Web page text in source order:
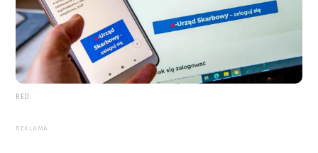
RED.
REKLAMA